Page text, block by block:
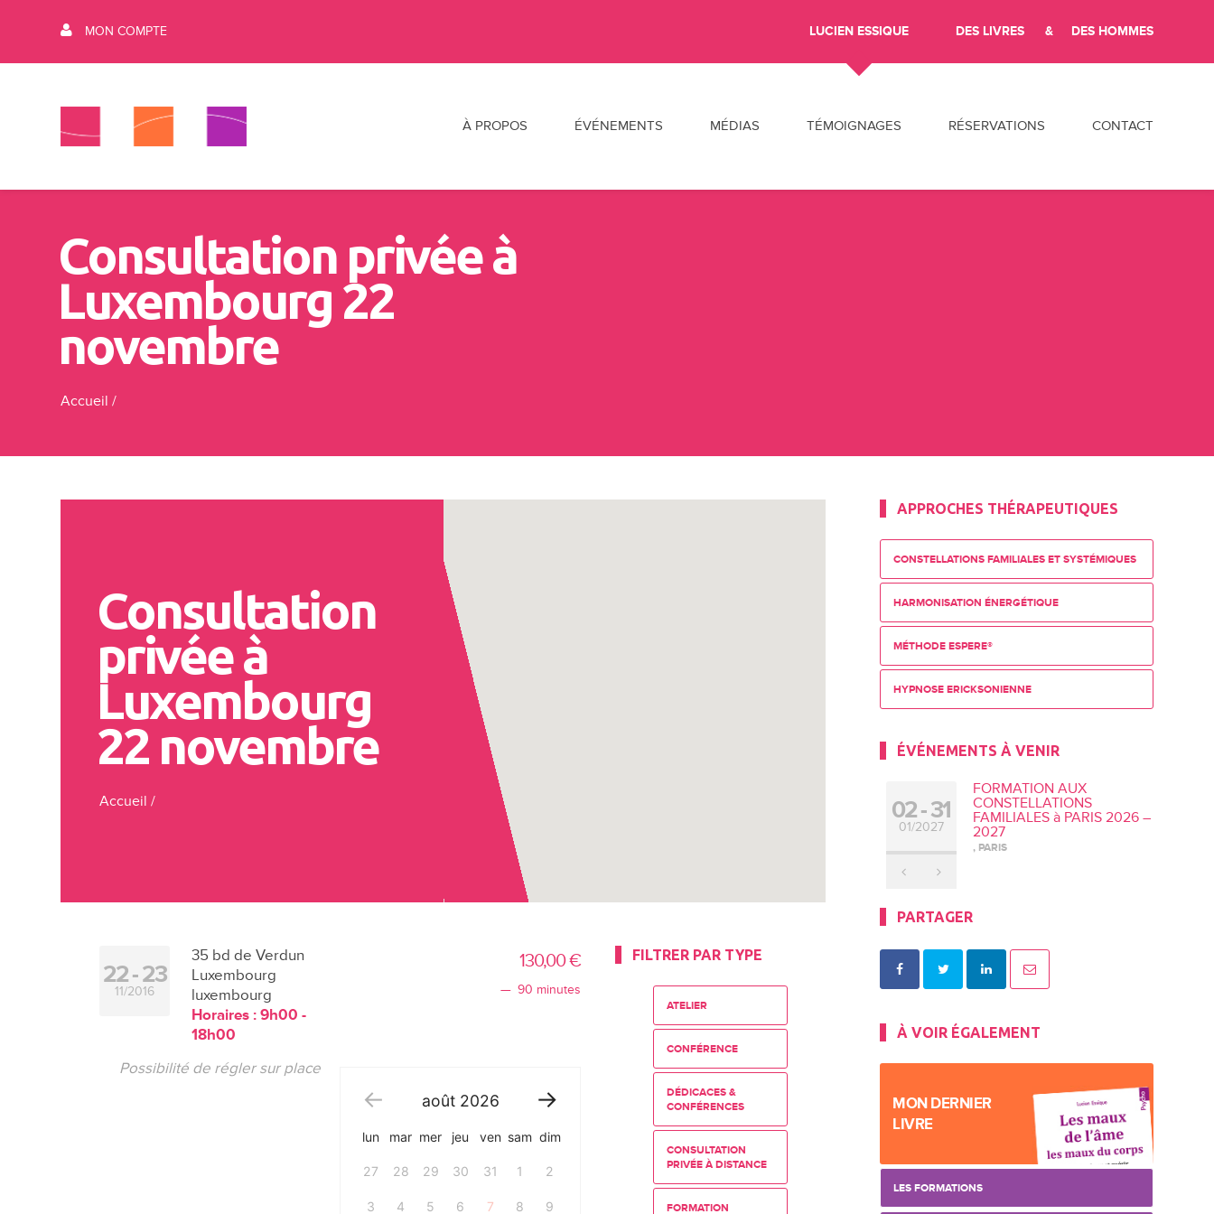
MON COMPTE LUCIEN ESSIQUE DES LIVRES DES HOMMES
Aller au contenu
À PROPOS ÉVÉNEMENTS MÉDIAS TÉMOIGNAGES RÉSERVATIONS CONTACT
Consultation privée à
Luxembourg 22
novembre
Accueil /
Consultation
privée à
Luxembourg
22 novembre
Accueil /
22 23
11/2016
35 bd de Verdun
Luxembourg
luxembourg
Horaires : 9h00 -
18h00
130,00€
90 minutes
août 2026
lun mar mer jeu ven sam dim
27 28 29 30 31 1 2
3 4 5 6 7 8 9
Possibilité de régler sur place
FILTRER PAR TYPE
ATELIER
CONFÉRENCE
DÉDICACES &
CONFÉRENCES
CONSULTATION
PRIVÉE À DISTANCE
FORMATION
APPROCHES THÉRAPEUTIQUES
CONSTELLATIONS FAMILIALES ET SYSTÉMIQUES
HARMONISATION ÉNERGÉTIQUE
MÉTHODE ESPERE®
HYPNOSE ERICKSONIENNE
ÉVÉNEMENTS À VENIR
02 31
01/2027
FORMATION AUX
CONSTELLATIONS
FAMILIALES à PARIS 2026 –
2027
, PARIS
PARTAGER
À VOIR ÉGALEMENT
MON DERNIER
LIVRE
LES FORMATIONS